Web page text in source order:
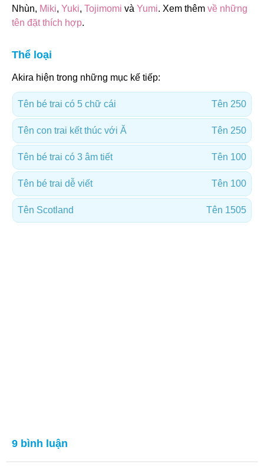
Nhùn, Miki, Yuki, Tojimomi và Yumi. Xem thêm về những
tên đặt thích hợp.
Thể loại
Akira hiện trong những mục kế tiếp:
Tên bé trai có 5 chữ cái Tên 250
Tên con trai kết thúc với Ă Tên 250
Tên bé trai có 3 âm tiết Tên 100
Tên bé trai dễ viết Tên 100
Tên Scotland Tên 1505
9 bình luận